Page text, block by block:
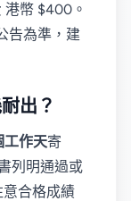
幣 $400。
告為準，建
出？
工作天寄
列明通過或
合格成績